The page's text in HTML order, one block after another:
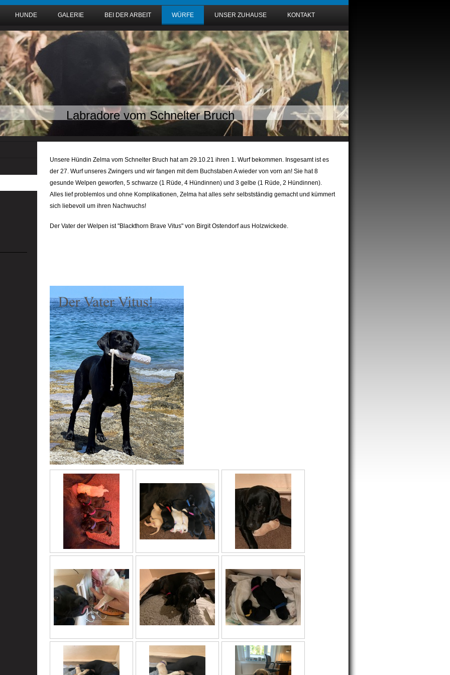
HUNDE GALERIE BEI DER ARBEIT WÜRFE UNSER ZUHAUSE KONTAKT
Labradore vom Schnelter Bruch
Unsere Hündin Zelma vom Schnelter Bruch hat am 29.10.21 ihren 1. Wurf bekommen. Insgesamt ist es
der 27. Wurf unseres Zwingers und wir fangen mit dem Buchstaben A wieder von vorn an! Sie hat 8
gesunde Welpen geworfen, 5 schwarze (1 Rüde, 4 Hündinnen) und 3 gelbe (1 Rüde, 2 Hündinnen).
Alles lief problemlos und ohne Komplikationen, Zelma hat alles sehr selbstständig gemacht und kümmert
sich liebevoll um ihren Nachwuchs!
Der Vater der Welpen ist "Blackthorn Brave Vitus" von Birgit Ostendorf aus Holzwickede.